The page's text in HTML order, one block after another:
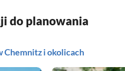
do planowania
Chemnitz i okolicach